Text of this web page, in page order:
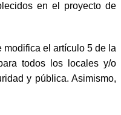
en el proyecto de
modifica el artículo 5 de la
todos los locales y/o
y pública. Asimismo,